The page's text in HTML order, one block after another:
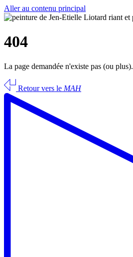
Aller au contenu principal
404
La page demandée n'existe pas (ou plus).
Retour vers le MAH